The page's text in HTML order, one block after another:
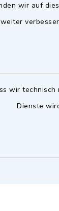
wir auf
wir
Dienste